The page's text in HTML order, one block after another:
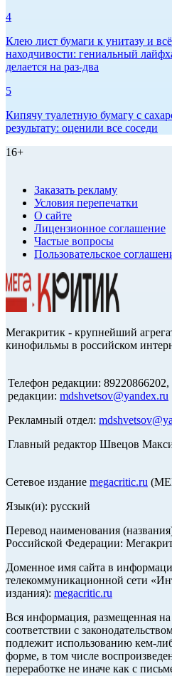
4
Клею лист бумаги к унитазу и
находчивости: гениальный
делается на раз-два
5
Кипячу туалетную бумагу с
результату: оценили все соседи
16+
Заказать рекламу
Условия перепечатки
О сайте
Лицензионное соглашение
Частые вопросы
Пользовательское
Мегакритик - крупнейший
кинофильмы в российском
Телефон редакции: 89220866202,
редакции: mdshvetsov@yandex.ru
Рекламный отдел:
Главный редактор Швецов
Сетевое издание megacritic.ru
Язык(и): русский
Перевод наименования
Российской Федерации:
Доменное имя сайта в
телекоммуникационной сети
издания): megacritic.ru
Вся информация, размещенная на
соответствии с
подлежит использованию кем-
форме, в том числе
переработке не иначе как с